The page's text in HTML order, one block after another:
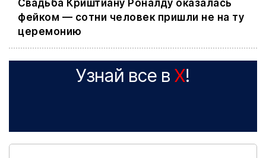
Свадьба Криштиану Роналду оказалась
фейком — сотни человек пришли не на ту
церемонию
Узнай все в X!